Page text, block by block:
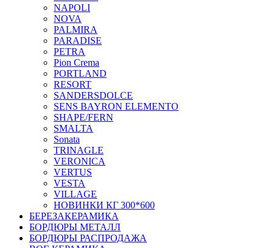
NAPOLI
NOVA
PALMIRA
PARADISE
PETRA
Pion Crema
PORTLAND
RESORT
SANDERSDOLCE
SENS BAYRON ELEMENTO
SHAPE/FERN
SMALTA
Sonata
TRINAGLE
VERONICA
VERTUS
VESTA
VILLAGE
НОВИНКИ КГ 300*600
БЕРЕЗАКЕРАМИКА
БОРДЮРЫ МЕТАЛЛ
БОРДЮРЫ РАСПРОДАЖА